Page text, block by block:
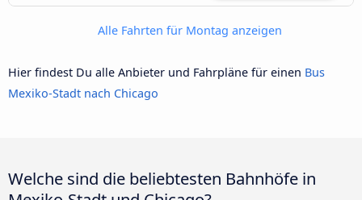
Alle Fahrten für Montag anzeigen
Hier findest Du alle Anbieter und Fahrpläne für einen Bus
Mexiko-Stadt nach Chicago
Welche sind die beliebtesten Bahnhöfe in